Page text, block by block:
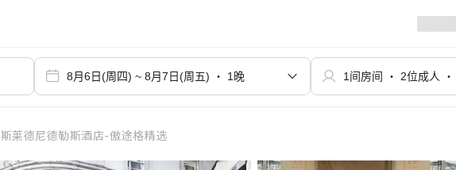
斯莱德尼德勒斯酒店-傲途格精选